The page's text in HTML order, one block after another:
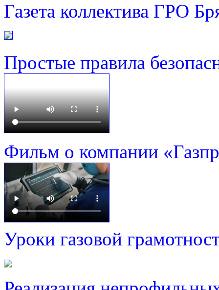
Газета коллектива ГРО
Простые правила
Фильм о компании
Уроки газовой